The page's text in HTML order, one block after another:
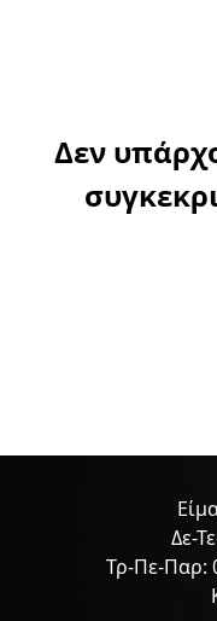
Δεν
Δε-
Τρ-Πε-Παρ: